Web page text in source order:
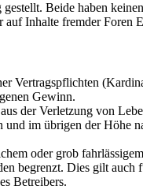
Beide haben
Inhalte fremder Foren
Vertragspflichten
Gewinn.
der Verletzung von
im übrigen der Höhe
oder grob
begrenzt. Dies gilt auch
Betreibers.